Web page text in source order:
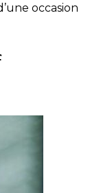
occasion